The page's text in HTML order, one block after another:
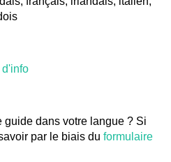
d'info
guide dans votre langue ? Si
par le biais du formulaire